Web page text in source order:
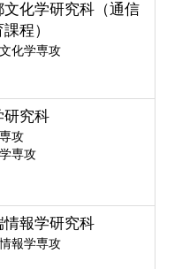
文化学研究科（通信
程）
化学専攻
研究科
攻
専攻
情報学研究科
報学専攻